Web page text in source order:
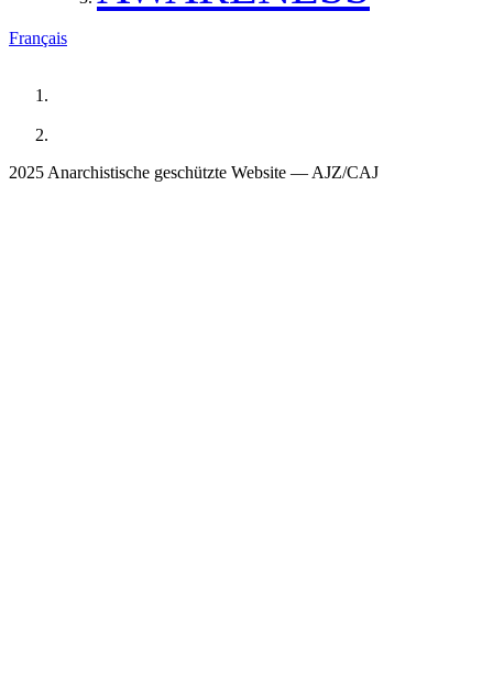
Français
2025 Anarchistische geschützte Website — AJZ/CAJ